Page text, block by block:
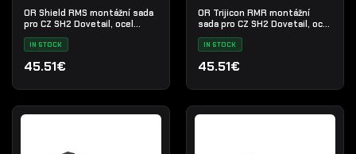
OR Shield RMS montážní sada
pro CZ SH2 Dovetail, ocel
černá
IN STOCK
45.51€
OR Trijicon RMR montážní
sada pro CZ SH2 Dovetail, ocel
černá
IN STOCK
45.51€